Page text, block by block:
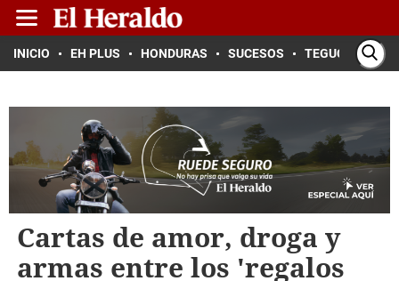
INICIO EH PLUS HONDURAS SUCESOS TEGUCIGALPA
Cartas de amor, droga y
armas entre los 'regalos